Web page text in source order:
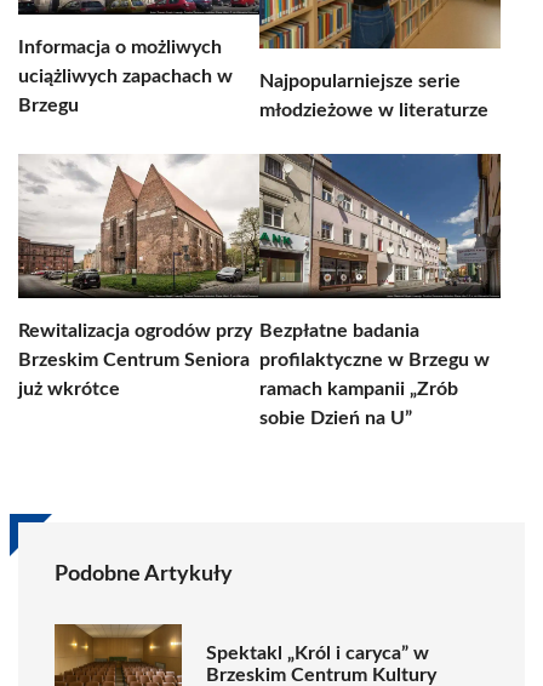
Informacja o możliwych
uciążliwych zapachach w
Brzegu
Najpopularniejsze serie
młodzieżowe w literaturze
Rewitalizacja ogrodów przy
Brzeskim Centrum Seniora
już wkrótce
Bezpłatne badania
profilaktyczne w Brzegu w
ramach kampanii „Zrób
sobie Dzień na U”
Podobne Artykuły
Spektakl „Król i caryca” w
Brzeskim Centrum Kultury